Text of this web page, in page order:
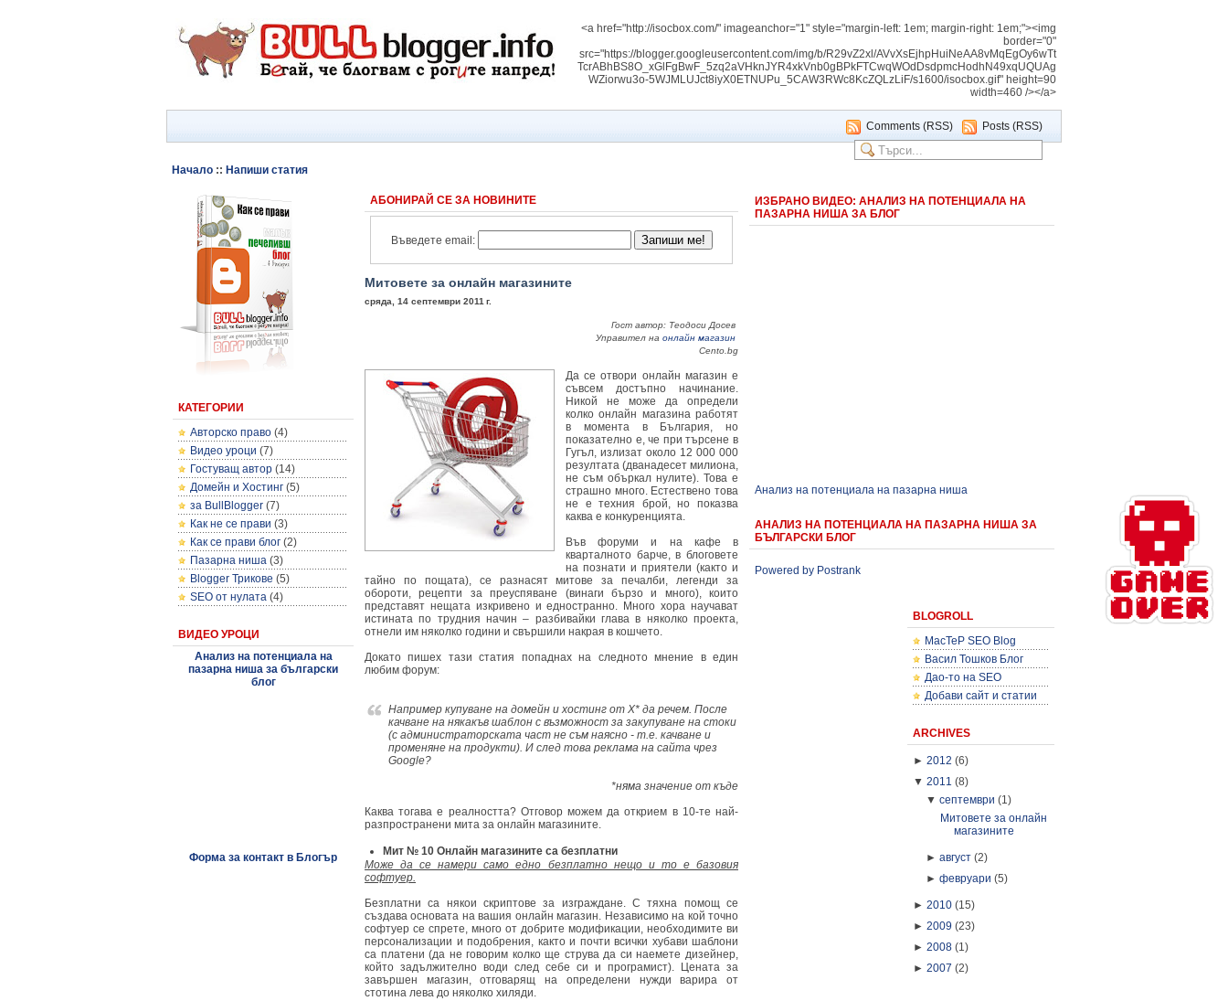
<a href="http://isocbox.com/" imageanchor="1" style="margin-left: 1em; margin-right: 1em;"><img
border="0"
src="https://blogger.googleusercontent.com/img/b/R29vZ2xl/AVvXsEjhpHuiNeAA8vMqEgOy6wTt
TcrABhBS8O_xGlFgBwF_5zq2aVHknJYR4xkVnb0gBPkFTCwqWOdDsdpmcHodhN49xqUQUAg
WZiorwu3o-5WJMLUJct8iyX0ETNUPu_5CAW3RWc8KcZQLzLiF/s1600/isocbox.gif" height=90
width=460 /></a>
Posts (RSS)
Comments (RSS)
Начало :: Напиши статия
КАТЕГОРИИ
Авторско право (4)
Видео уроци (7)
Гостуващ автор (14)
Домейн и Хостинг (5)
за BullBlogger (7)
Как не се прави (3)
Как се прави блог (2)
Пазарна ниша (3)
Blogger Трикове (5)
SEO от нулата (4)
ВИДЕО УРОЦИ
Анализ на потенциала на
пазарна ниша за български
блог
Форма за контакт в Блогър
АБОНИРАЙ СЕ ЗА НОВИНИТЕ
Въведете email:
Митовете за онлайн магазините
сряда, 14 септември 2011 г.
Гост автор: Теодоси Досев
Управител на онлайн магазин
Cento.bg
Да се отвори онлайн магазин е
съвсем достъпно начинание.
Никой не може да определи
колко онлайн магазина работят
в момента в България, но
показателно е, че при търсене в
Гугъл, излизат около 12 000 000
резултата (дванадесет милиона,
не съм объркал нулите). Това е
страшно много. Естествено това
не е техния брой, но показва
каква е конкуренцията.
Във форуми и на кафе в
кварталното барче, в блоговете
на познати и приятели (както и
тайно по пощата), се разнасят митове за печалби, легенди за
обороти, рецепти за преуспяване (винаги бързо и много), които
представят нещата изкривено и едностранно. Много хора научават
истината по трудния начин – разбивайки глава в няколко проекта,
отнели им няколко години и свършили накрая в кошчето.
Докато пишех тази статия попаднах на следното мнение в един
любим форум:
Например купуване на домейн и хостинг от Х* да речем. После
качване на някакъв шаблон с възможност за закупуване на стоки
(с администраторската част не съм наясно - т.е. качване и
променяне на продукти). И след това реклама на сайта чрез
Google?
*няма значение от къде
Каква тогава е реалността? Отговор можем да открием в 10-те най-
разпространени мита за онлайн магазините.
Мит № 10 Онлайн магазините са безплатни
Може да се намери само едно безплатно нещо и то е базовия
софтуер.
Безплатни са някои скриптове за изграждане. С тяхна помощ се
създава основата на вашия онлайн магазин. Независимо на кой точно
софтуер се спрете, много от добрите модификации, необходимите ви
персонализации и подобрения, както и почти всички хубави шаблони
са платени (да не говорим колко ще струва да си наемете дизейнер,
който задължително води след себе си и програмист). Цената за
завършен магазин, отговарящ на определени нужди варира от
стотина лева до няколко хиляди.
ИЗБРАНО ВИДЕО: АНАЛИЗ НА ПОТЕНЦИАЛА НА
ПАЗАРНА НИША ЗА БЛОГ
Анализ на потенциала на пазарна ниша
АНАЛИЗ НА ПОТЕНЦИАЛА НА ПАЗАРНА НИША ЗА
БЪЛГАРСКИ БЛОГ
Powered by Postrank
BLOGROLL
MacTeP SEO Blog
Васил Тошков Блог
Дао-то на SEO
Добави сайт и статии
ARCHIVES
► 2012 (6)
▼ 2011 (8)
▼септември (1)
Митовете за онлайн
магазините
►август (2)
►февруари (5)
► 2010 (15)
► 2009 (23)
► 2008 (1)
► 2007 (2)